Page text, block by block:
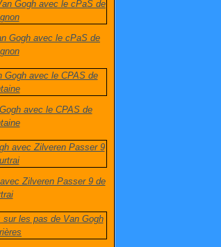
Gogh avec le cPaS de
avec le CPAS de
Zilveren Passer 9 de